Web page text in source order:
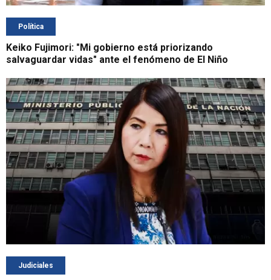
Política
Keiko Fujimori: "Mi gobierno está priorizando
salvaguardar vidas" ante el fenómeno de El Niño
Judiciales